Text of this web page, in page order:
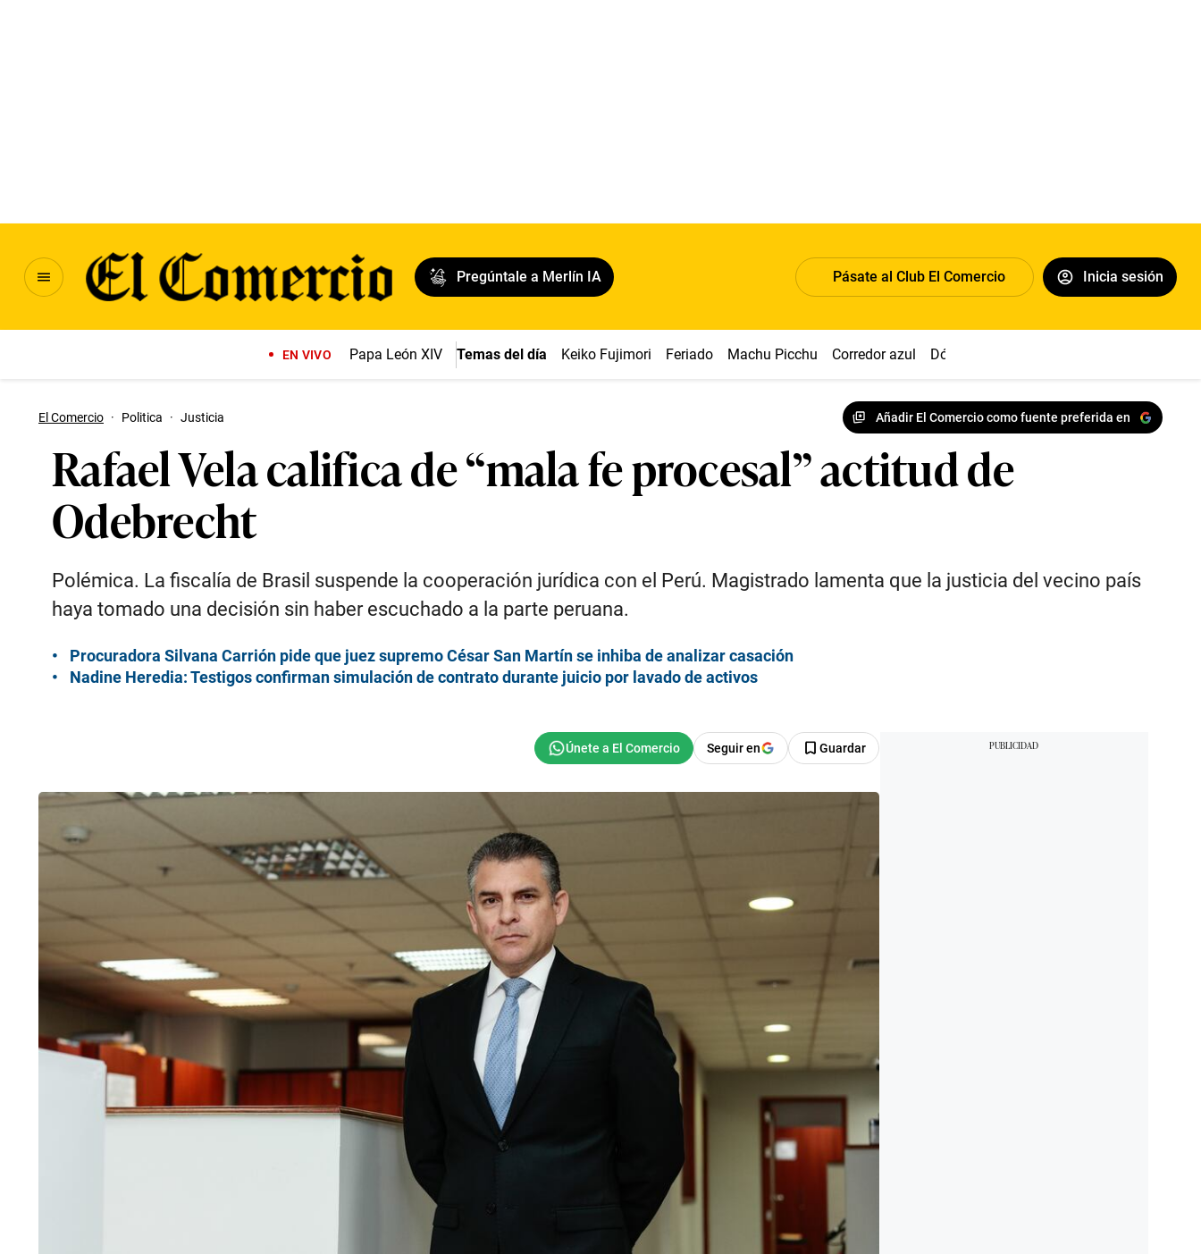
Pregúntale a Merlín IA Pásate al Club El Comercio Inicia sesión
EN VIVO Papa León XIV Temas del día Keiko Fujimori Feriado Machu Picchu Corredor azul Dólar
El Comercio · Politica · Justicia Añadir El Comercio como fuente preferida en
Rafael Vela califica de “mala fe procesal” actitud de
Odebrecht
Polémica. La fiscalía de Brasil suspende la cooperación jurídica con el Perú. Magistrado lamenta que la justicia del vecino país
haya tomado una decisión sin haber escuchado a la parte peruana.
Procuradora Silvana Carrión pide que juez supremo César San Martín se inhiba de analizar casación
Nadine Heredia: Testigos confirman simulación de contrato durante juicio por lavado de activos
Seguir en Guardar